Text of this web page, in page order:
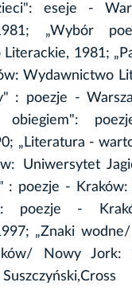
eseje -
„Wybór
1981;
Wydawnictwo
: poezje -
obiegiem":
„Literatura -
Uniwersytet
: poezje - Kraków:
poezje -
„Znaki
Nowy Jork: